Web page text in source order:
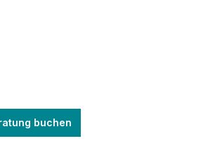
buchen